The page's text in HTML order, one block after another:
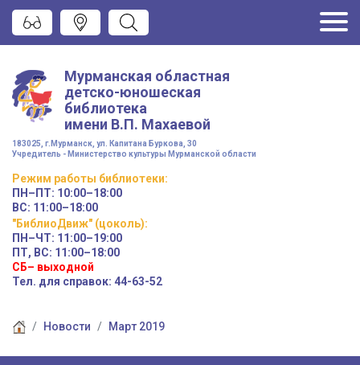
Мурманская областная
детско-юношеская
библиотека
имени В.П. Махаевой
183025, г.Мурманск, ул. Капитана Буркова, 30
Учредитель - Министерство культуры Мурманской области
Режим работы библиотеки:
ПН–ПТ: 10:00–18:00
ВС: 11:00–18:00
"БиблиоДвиж" (цоколь):
ПН–ЧТ: 11:00–19:00
ПТ, ВС: 11:00–18:00
СБ– выходной
Тел. для справок: 44-63-52
Новости Март 2019